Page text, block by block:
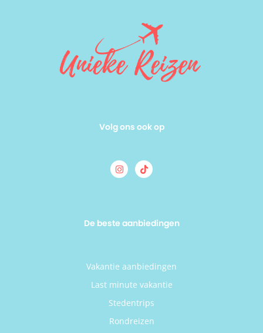
Volg ons ook op
De beste aanbiedingen
Vakantie aanbiedingen
Last minute vakantie
Stedentrips
Rondreizen